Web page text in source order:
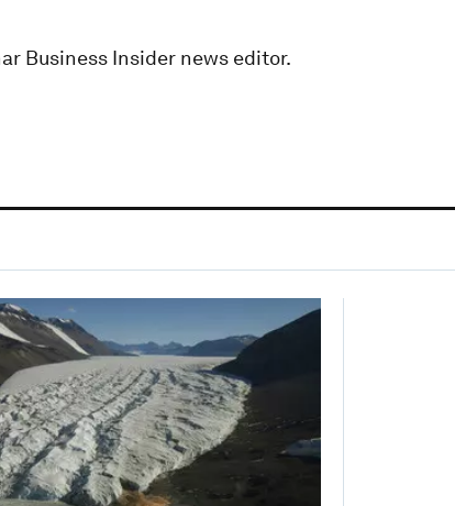
Business Insider news editor.